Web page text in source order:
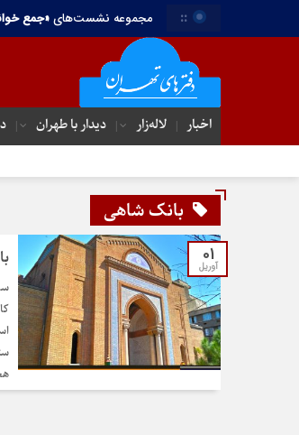
:: مجموعه نشست‌های«جمع
اخبار لاله‌زار دیدار با طهران
بانک شاهی
01
آوریل